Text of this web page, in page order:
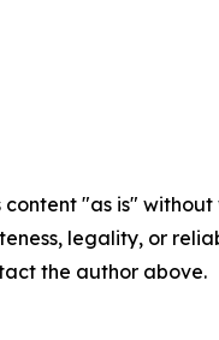
content "as is"
legality, or
the author above.